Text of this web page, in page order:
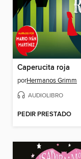
Caperucita roja
porHermanos Grimm
AUDIOLIBRO
PEDIR PRESTADO